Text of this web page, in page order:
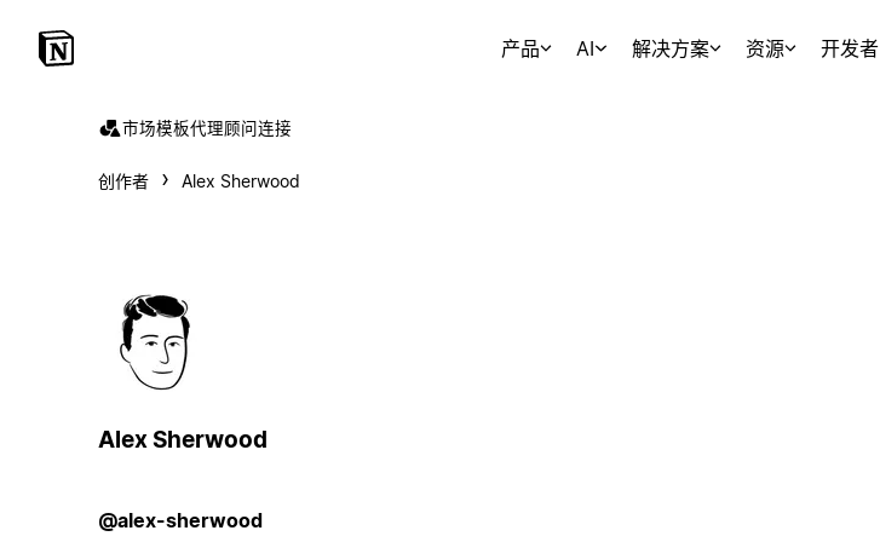
产品 AI 解决方案 资源 开发者
市场模板代理顾问连接
创作者 Alex Sherwood
Alex Sherwood
@alex-sherwood